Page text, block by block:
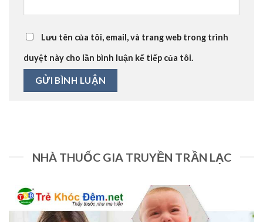
Lưu tên của tôi, email, và trang web trong trình
duyệt này cho lần bình luận kế tiếp của tôi.
NHÀ THUỐC GIA TRUYỀN TRẦN LẠC